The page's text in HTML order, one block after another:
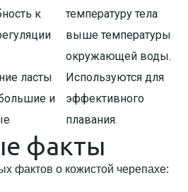
к
температуру тела
выше температуры
окружающей воды.
ласты
и
Используются для
эффективного
плавания.
факты
фактов о кожистой черепахе: